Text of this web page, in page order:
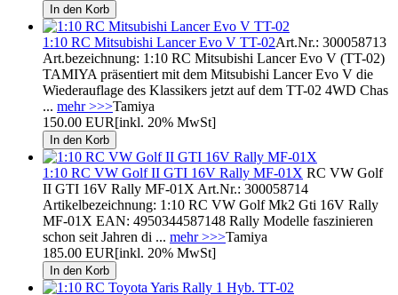
1:10 RC Mitsubishi Lancer Evo V TT-02Art.Nr.: 300058713
Art.bezeichnung: 1:10 RC Mitsubishi Lancer Evo V (TT-02)
TAMIYA präsentiert mit dem Mitsubishi Lancer Evo V die
Wiederauflage des Klassikers jetzt auf dem TT-02 4WD Chas
... mehr >>>Tamiya
150.00 EUR[inkl. 20% MwSt]
1:10 RC VW Golf II GTI 16V Rally MF-01X RC VW Golf
II GTI 16V Rally MF-01X Art.Nr.: 300058714
Artikelbezeichnung: 1:10 RC VW Golf Mk2 Gti 16V Rally
MF-01X EAN: 4950344587148 Rally Modelle faszinieren
schon seit Jahren di ... mehr >>>Tamiya
185.00 EUR[inkl. 20% MwSt]